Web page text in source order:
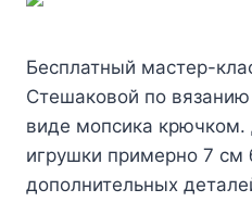
Бесплатный мастер-
Стешаковой по
виде мопсика крючком.
игрушки примерно 7 см
дополнительных